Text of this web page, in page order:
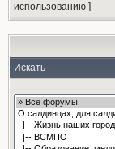
использованию]
Искать